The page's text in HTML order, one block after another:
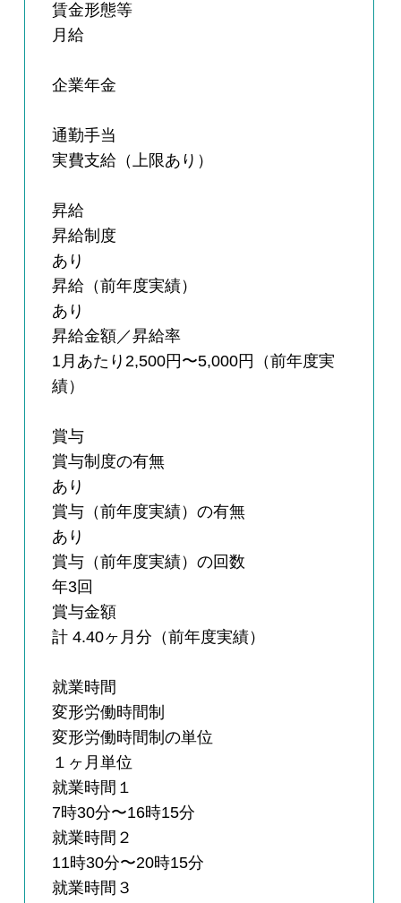
賃金形態等
月給
企業年金
通勤手当
実費支給（上限あり）
昇給
昇給制度
あり
昇給（前年度実績）
あり
昇給金額／昇給率
1月あたり2,500円〜5,000円（前年度実
績）
賞与
賞与制度の有無
あり
賞与（前年度実績）の有無
あり
賞与（前年度実績）の回数
年3回
賞与金額
計 4.40ヶ月分（前年度実績）
就業時間
変形労働時間制
変形労働時間制の単位
１ヶ月単位
就業時間１
7時30分〜16時15分
就業時間２
11時30分〜20時15分
就業時間３